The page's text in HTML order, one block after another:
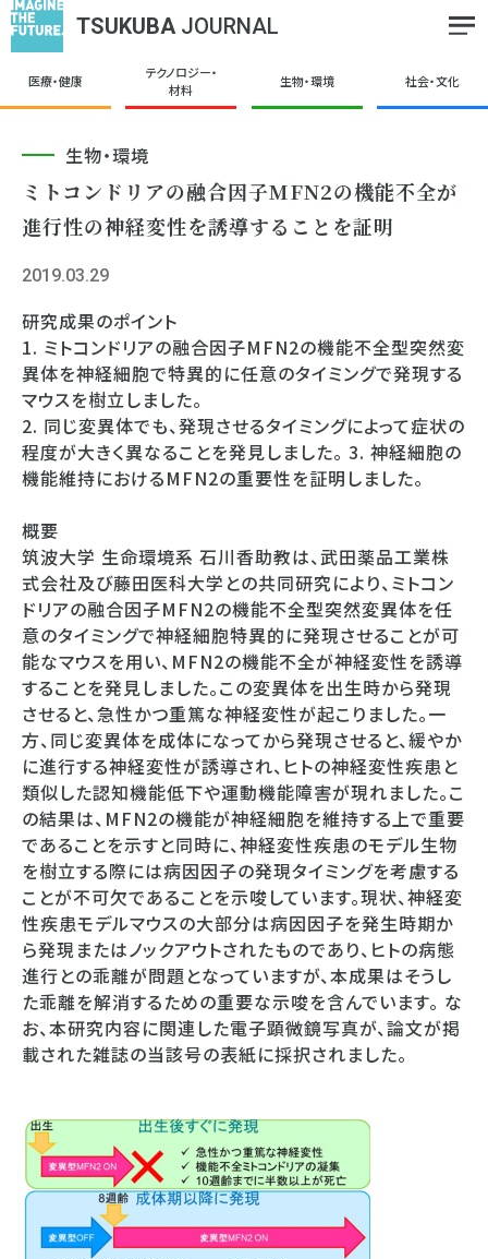
TSUKUBA JOURNAL
医療・健康
テクノロジー・
材料
生物・環境 社会・文化
生物・環境
ミトコンドリアの融合因子MFN2の機能不全が
進行性の神経変性を誘導することを証明
2019.03.29
研究成果のポイント
1. ミトコンドリアの融合因子MFN2の機能不全型突然変
異体を神経細胞で特異的に任意のタイミングで発現する
マウスを樹立しました。
2. 同じ変異体でも、発現させるタイミングによって症状の
程度が大きく異なることを発見しました。 3. 神経細胞の
機能維持におけるMFN2の重要性を証明しました。
概要
筑波大学 生命環境系 石川香助教は、武田薬品工業株
式会社及び藤田医科大学との共同研究により、ミトコン
ドリアの融合因子MFN2の機能不全型突然変異体を任
意のタイミングで神経細胞特異的に発現させることが可
能なマウスを用い、MFN2の機能不全が神経変性を誘導
することを発見しました。この変異体を出生時から発現
させると、急性かつ重篤な神経変性が起こりました。一
方、同じ変異体を成体になってから発現させると、緩やか
に進行する神経変性が誘導され、ヒトの神経変性疾患と
類似した認知機能低下や運動機能障害が現れました。こ
の結果は、MFN2の機能が神経細胞を維持する上で重要
であることを示すと同時に、神経変性疾患のモデル生物
を樹立する際には病因因子の発現タイミングを考慮する
ことが不可欠であることを示唆しています。現状、神経変
性疾患モデルマウスの大部分は病因因子を発生時期か
ら発現またはノックアウトされたものであり、ヒトの病態
進行との乖離が問題となっていますが、本成果はそうし
た乖離を解消するための重要な示唆を含んでいます。 な
お、本研究内容に関連した電子顕微鏡写真が、論文が掲
載された雑誌の当該号の表紙に採択されました。